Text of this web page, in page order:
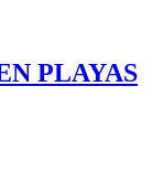
PLAYAS